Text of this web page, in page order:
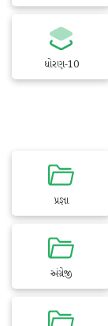
ધોરણ-10
પ્રજ્ઞા
અંગ્રેજી